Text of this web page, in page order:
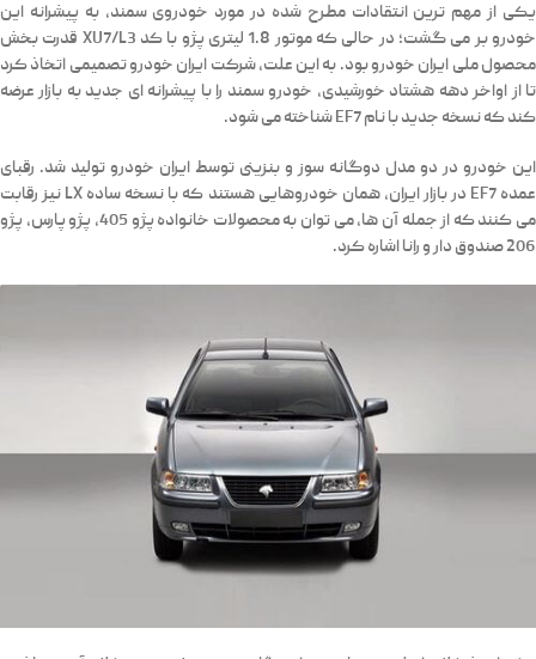
یکی از مهم ترین انتقادات مطرح شده در مورد خودروی سمند، به پیشرانه این
خودرو بر می گشت؛ در حالی که موتور 1.8 لیتری پژو با کد XU7/L3 قدرت بخش
محصول ملی ایران خودرو بود. به این علت، شرکت ایران خودرو تصمیمی اتخاذ کرد
تا از اواخر دهه هشتاد خورشیدی، خودرو سمند را با پیشرانه ای جدید به بازار عرضه
کند که نسخه جدید با نام EF7 شناخته می شود.
این خودرو در دو مدل دوگانه سوز و بنزینی توسط ایران خودرو تولید شد. رقبای
عمده EF7 در بازار ایران، همان خودروهایی هستند که با نسخه ساده LX نیز رقابت
می کنند که از جمله آن ها، می توان به محصولات خانواده پژو 405، پژو پارس، پژو
206 صندوق دار و رانا اشاره کرد.